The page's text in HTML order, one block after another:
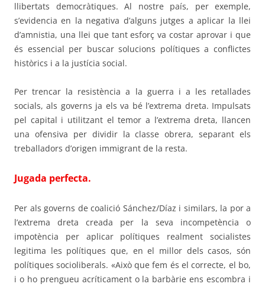
llibertats democràtiques. Al nostre país, per exemple,
s’evidencia en la negativa d’alguns jutges a aplicar la llei
d’amnistia, una llei que tant esforç va costar aprovar i que
és essencial per buscar solucions polítiques a conflictes
històrics i a la justícia social.
Per trencar la resistència a la guerra i a les retallades
socials, als governs ja els va bé l’extrema dreta. Impulsats
pel capital i utilitzant el temor a l’extrema dreta, llancen
una ofensiva per dividir la classe obrera, separant els
treballadors d’origen immigrant de la resta.
Jugada perfecta.
Per als governs de coalició Sánchez/Díaz i similars, la por a
l’extrema dreta creada per la seva incompetència o
impotència per aplicar polítiques realment socialistes
legitima les polítiques que, en el millor dels casos, són
polítiques socioliberals. «Això que fem és el correcte, el bo,
i o ho prengueu acríticament o la barbàrie ens escombra i